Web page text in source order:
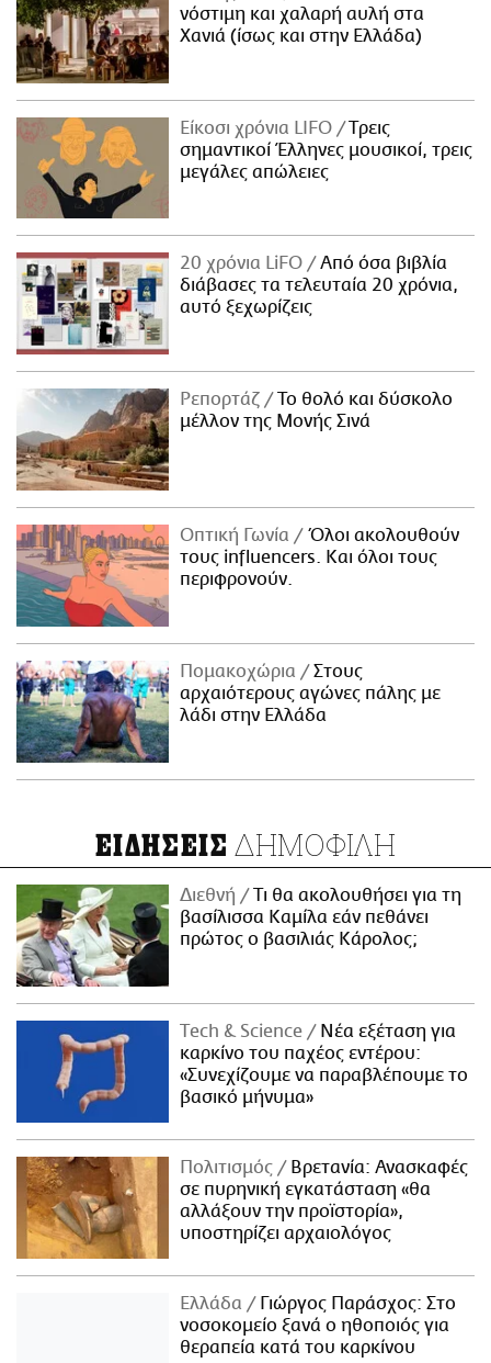
νόστιμη και χαλαρή αυλή στα
Χανιά (ίσως και στην Ελλάδα)
Είκοσι χρόνια LIFO
Tρεις
σημαντικοί Έλληνες μουσικοί, τρεις
μεγάλες απώλειες
20 χρόνια LiFO
Από όσα βιβλία
διάβασες τα τελευταία 20 χρόνια,
αυτό ξεχωρίζεις
Ρεπορτάζ
Το θολό και δύσκολο
μέλλον της Μονής Σινά
Οπτική Γωνία
Όλοι ακολουθούν
τους influencers. Και όλοι τους
περιφρονούν.
Πομακοχώρια
Στους
αρχαιότερους αγώνες πάλης με
λάδι στην Ελλάδα
ΕΙΔΗΣΕΙΣ ΔΗΜΟΦΙΛΗ
Διεθνή
Τι θα ακολουθήσει για τη
βασίλισσα Καμίλα εάν πεθάνει
πρώτος ο βασιλιάς Κάρολος;
Τech & Science
Νέα εξέταση για
καρκίνο του παχέος εντέρου:
«Συνεχίζουμε να παραβλέπουμε το
βασικό μήνυμα»
Πολιτισμός
Βρετανία: Ανασκαφές
σε πυρηνική εγκατάσταση «θα
αλλάξουν την προϊστορία»,
υποστηρίζει αρχαιολόγος
Ελλάδα
Γιώργος Παράσχος: Στο
νοσοκομείο ξανά ο ηθοποιός για
θεραπεία κατά του καρκίνου